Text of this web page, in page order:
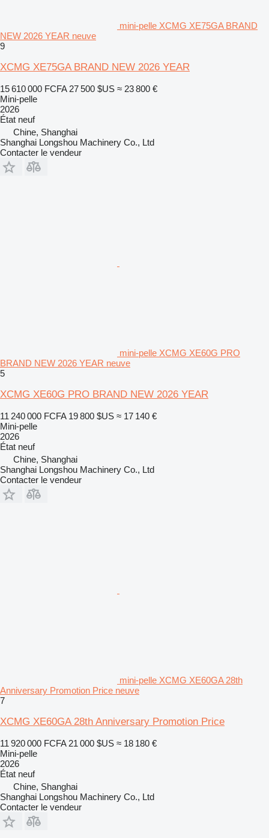
mini-pelle XCMG XE75GA BRAND
NEW 2026 YEAR neuve
9
XCMG XE75GA BRAND NEW 2026 YEAR
15 610 000 FCFA 27 500 $US ≈ 23 800 €
Mini-pelle
2026
État neuf
Chine, Shanghai
Shanghai Longshou Machinery Co., Ltd
Contacter le vendeur
mini-pelle XCMG XE60G PRO
BRAND NEW 2026 YEAR neuve
5
XCMG XE60G PRO BRAND NEW 2026 YEAR
11 240 000 FCFA 19 800 $US ≈ 17 140 €
Mini-pelle
2026
État neuf
Chine, Shanghai
Shanghai Longshou Machinery Co., Ltd
Contacter le vendeur
mini-pelle XCMG XE60GA 28th
Anniversary Promotion Price neuve
7
XCMG XE60GA 28th Anniversary Promotion Price
11 920 000 FCFA 21 000 $US ≈ 18 180 €
Mini-pelle
2026
État neuf
Chine, Shanghai
Shanghai Longshou Machinery Co., Ltd
Contacter le vendeur